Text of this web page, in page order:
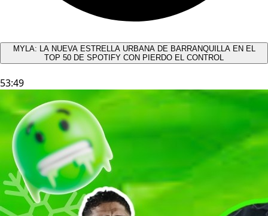
MYLA: LA NUEVA ESTRELLA URBANA DE BARRANQUILLA EN EL
TOP 50 DE SPOTIFY CON PIERDO EL CONTROL
53:49